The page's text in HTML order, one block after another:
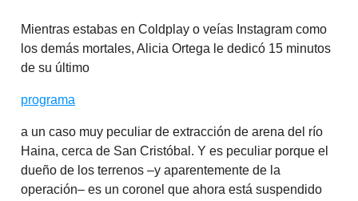
Mientras estabas en Coldplay o veías Instagram como
los demás mortales, Alicia Ortega le dedicó 15 minutos
de su último
programa
a un caso muy peculiar de extracción de arena del río
Haina, cerca de San Cristóbal. Y es peculiar porque el
dueño de los terrenos –y aparentemente de la
operación– es un coronel que ahora está suspendido